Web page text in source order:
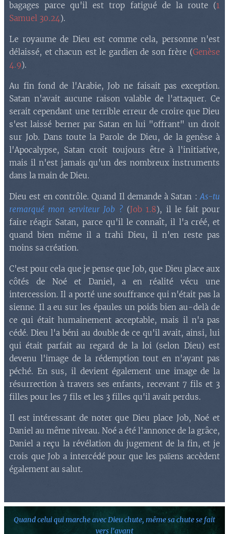
bagages parce qu'il est trop fatigué de la route (1
Samuel 30.24).
Le royaume de Dieu est comme cela, personne n'est
délaissé, et chacun est le gardien de son frère (Genèse
4.9).
Au fin fond de l'Arabie, Job ne faisait pas exception.
Satan n'avait aucune raison valable de l'attaquer. Ce
serait cependant une terrible erreur de croire que Dieu
s'est laissé berner par Satan en lui "offrant" un droit
sur Job. Dans toute la Parole de Dieu, de la genèse à
l'Apocalypse, Satan croit toujours être à l'initiative,
mais il n'est jamais qu'un des nombreux instruments
dans la main de Dieu.
Dieu est en contrôle. Quand Il demande à Satan :As-tu
remarqué mon serviteur Job ? (Job 1.8), il le fait pour
faire réagir Satan, parce qu'il le connaît, il l'a créé, et
quand bien même il a trahi Dieu, il n'en reste pas
moins sa création.
C'est pour cela que je pense que Job, que Dieu place aux
côtés de Noé et Daniel, a en réalité vécu une
intercession. Il a porté une souffrance qui n'était pas la
sienne. Il a eu sur les épaules un poids bien au-delà de
ce qui était humainement acceptable, mais il n'a pas
cédé. Dieu l'a béni au double de ce qu'il avait, ainsi, lui
qui était parfait au regard de la loi (selon Dieu) est
devenu l'image de la rédemption tout en n'ayant pas
péché. En sus, il devient également une image de la
résurrection à travers ses enfants, recevant 7 fils et 3
filles pour les 7 fils et les 3 filles qu'il avait perdus.
Il est intéressant de noter que Dieu place Job, Noé et
Daniel au même niveau. Noé a été l'annonce de la grâce,
Daniel a reçu la révélation du jugement de la fin, et je
crois que Job a intercédé pour que les païens accèdent
également au salut.
Quand celui qui marche avec Dieu chute, même sa chute se fait
vers l'avant